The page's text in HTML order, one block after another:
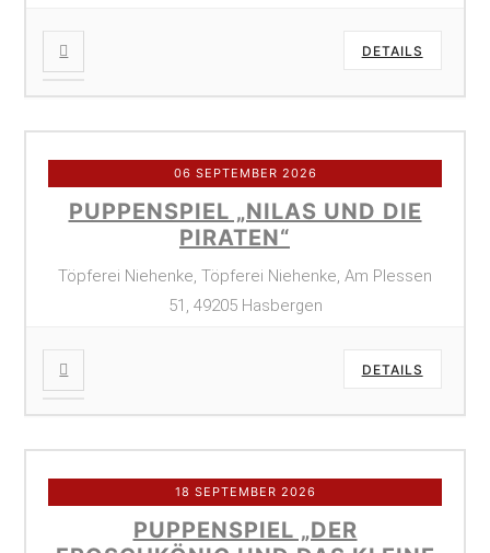
DETAILS
06 SEPTEMBER 2026
PUPPENSPIEL „NILAS UND DIE
PIRATEN“
Töpferei Niehenke, Töpferei Niehenke, Am Plessen
51, 49205 Hasbergen
DETAILS
18 SEPTEMBER 2026
PUPPENSPIEL „DER